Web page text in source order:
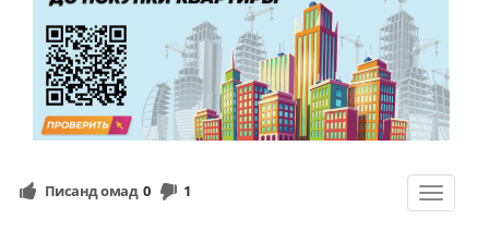
Toggle
Писанд омад 0 1